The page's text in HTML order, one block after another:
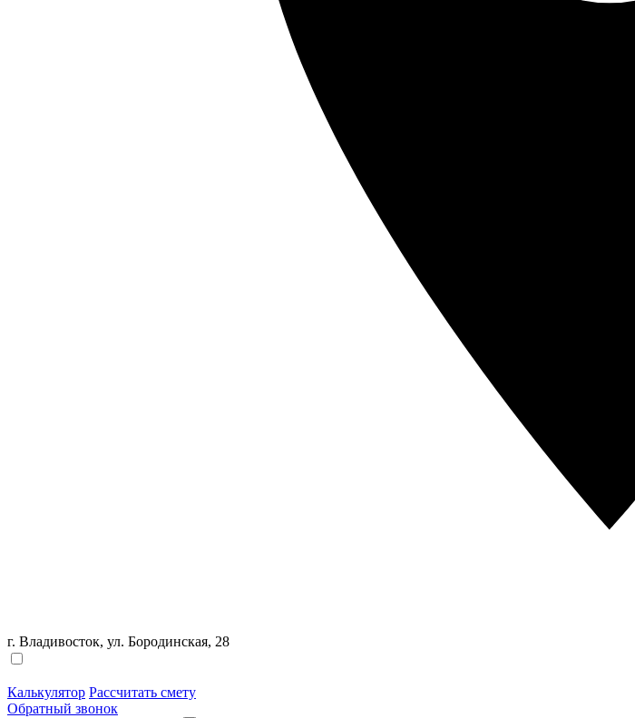
г. Владивосток, ул. Бородинская, 28
Калькулятор Рассчитать смету
Обратный звонок